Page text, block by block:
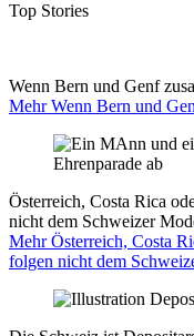
Top Stories
Wenn Bern und Genf
Mehr Wenn Bern und
Österreich, Costa Rica
nicht dem Schweizer
Mehr Österreich, Costa
folgen nicht dem